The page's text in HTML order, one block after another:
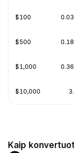
$100
$500
$1,000
$10,000
Kaip